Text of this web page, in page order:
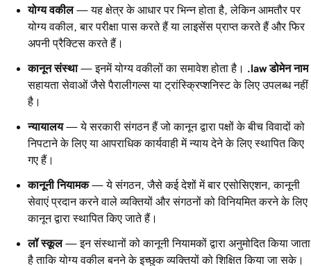
योग्य वकील— यह क्षेत्र के आधार पर भिन्न होता है, लेकिन आमतौर पर
योग्य वकील, बार परीक्षा पास करते हैं या लाइसेंस प्राप्त करते हैं और फिर
अपनी प्रैक्टिस करते हैं।
कानून संस्था— इनमें योग्य वकीलों का समावेश होता है। .lawडोमेन नाम
सहायता सेवाओं जैसे पैरालीगल्स या ट्रांस्क्रिप्शनिस्ट के लिए उपलब्ध नहीं
है।
न्यायालय— ये सरकारी संगठन हैं जो कानून द्वारा पक्षों के बीच विवादों को
निपटाने के लिए या आपराधिक कार्यवाही में न्याय देने के लिए स्थापित किए
गए हैं।
कानूनी नियामक— ये संगठन, जैसे कई देशों में बार एसोसिएशन, कानूनी
सेवाएं प्रदान करने वाले व्यक्तियों और संगठनों को विनियमित करने के लिए
कानून द्वारा स्थापित किए जाते हैं।
लॉ स्कूल— इन संस्थानों को कानूनी नियामकों द्वारा अनुमोदित किया जाता
है ताकि योग्य वकील बनने के इच्छुक व्यक्तियों को शिक्षित किया जा सके।